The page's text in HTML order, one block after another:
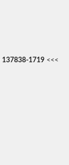
137838-1719 <<<